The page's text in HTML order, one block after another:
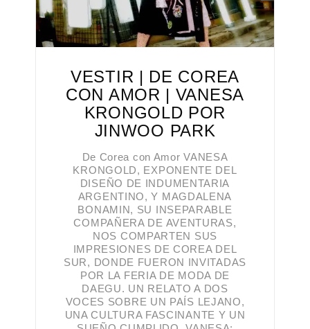
VESTIR | DE COREA
CON AMOR | VANESA
KRONGOLD POR
JINWOO PARK
De Corea con Amor VANESA
KRONGOLD, EXPONENTE DEL
DISEÑO DE INDUMENTARIA
ARGENTINO, Y MAGDALENA
BONAMIN, SU INSEPARABLE
COMPAÑERA DE AVENTURAS,
NOS COMPARTEN SUS
IMPRESIONES DE COREA DEL
SUR, DONDE FUERON INVITADAS
POR LA FERIA DE MODA DE
DAEGU. UN RELATO A DOS
VOCES SOBRE UN PAÍS LEJANO,
UNA CULTURA FASCINANTE Y UN